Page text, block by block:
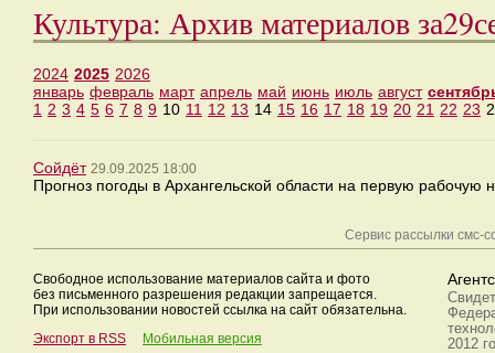
Культура: Архив материалов
2024 2025 2026
январь февраль март апрель май июнь июль август
1 2 3 4 5 6 7 8 9 10 11 12 13 14 15 16 17 18 19 20 21 22 23
Сойдёт 29.09.2025 18:00
Прогноз погоды в Архангельской области на первую рабочую
Сервис рассылки смс-
Свободное использование материалов сайта и фото
без письменного разрешения редакции запрещается.
При использовании новостей ссылка на сайт обязательна.
Экспорт в RSS
Мобильная версия
2012